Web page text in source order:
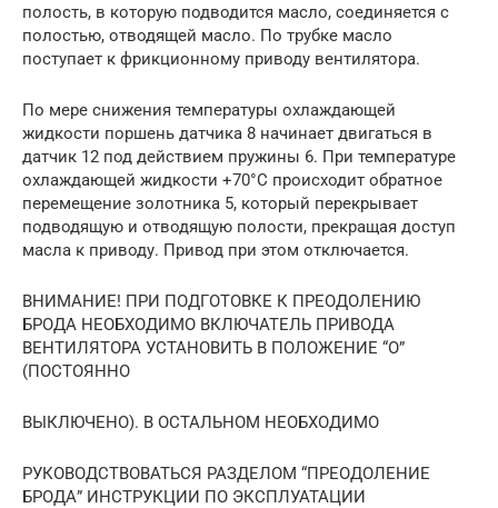
полость, в которую подводится масло, соединяется с
полостью, отводящей масло. По трубке масло
поступает к фрикционному приводу вентилятора.
По мере снижения температуры охлаждающей
жидкости поршень датчика 8 начинает двигаться в
датчик 12 под действием пружины 6. При температуре
охлаждающей жидкости +70°С происходит обратное
перемещение золотника 5, который перекрывает
подводящую и отводящую полости, прекращая доступ
масла к приводу. Привод при этом отключается.
ВНИМАНИЕ! ПРИ ПОДГОТОВКЕ К ПРЕОДОЛЕНИЮ
БРОДА НЕОБХОДИМО ВКЛЮЧАТЕЛЬ ПРИВОДА
ВЕНТИЛЯТОРА УСТАНОВИТЬ В ПОЛОЖЕНИЕ “О”
(ПОСТОЯННО
ВЫКЛЮЧЕНО). В ОСТАЛЬНОМ НЕОБХОДИМО
РУКОВОДСТВОВАТЬСЯ РАЗДЕЛОМ “ПРЕОДОЛЕНИЕ
БРОДА” ИНСТРУКЦИИ ПО ЭКСПЛУАТАЦИИ